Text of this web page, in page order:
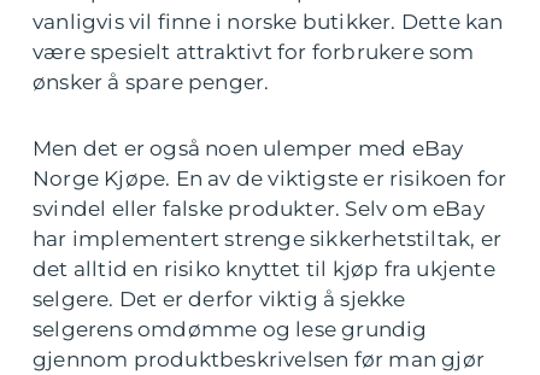
vanligvis vil finne i norske butikker. Dette kan
være spesielt attraktivt for forbrukere som
ønsker å spare penger.
Men det er også noen ulemper med eBay
Norge Kjøpe. En av de viktigste er risikoen for
svindel eller falske produkter. Selv om eBay
har implementert strenge sikkerhetstiltak, er
det alltid en risiko knyttet til kjøp fra ukjente
selgere. Det er derfor viktig å sjekke
selgerens omdømme og lese grundig
gjennom produktbeskrivelsen før man gjør